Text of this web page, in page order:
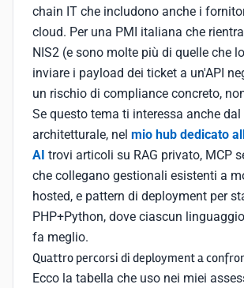
chain IT che includono anche i
cloud. Per una PMI italiana che
NIS2 (e sono molte più di quelle che
inviare i payload dei ticket a un'API
un rischio di compliance concreto,
Se questo tema ti interessa anche
architetturale, nel mio hub dedicato
AI trovi articoli su RAG privato, MCP
che collegano gestionali esistenti a
hosted, e pattern di deployment per
PHP+Python, dove ciascun
fa meglio.
Quattro percorsi di deployment a
Ecco la tabella che uso nei miei